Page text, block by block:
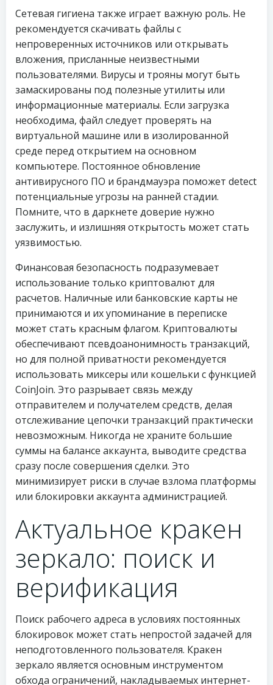
Сетевая гигиена также играет важную роль. Не
рекомендуется скачивать файлы с
непроверенных источников или открывать
вложения, присланные неизвестными
пользователями. Вирусы и трояны могут быть
замаскированы под полезные утилиты или
информационные материалы. Если загрузка
необходима, файл следует проверять на
виртуальной машине или в изолированной
среде перед открытием на основном
компьютере. Постоянное обновление
антивирусного ПО и брандмауэра поможет detect
потенциальные угрозы на ранней стадии.
Помните, что в даркнете доверие нужно
заслужить, и излишняя открытость может стать
уязвимостью.
Финансовая безопасность подразумевает
использование только криптовалют для
расчетов. Наличные или банковские карты не
принимаются и их упоминание в переписке
может стать красным флагом. Криптовалюты
обеспечивают псевдоанонимность транзакций,
но для полной приватности рекомендуется
использовать миксеры или кошельки с функцией
CoinJoin. Это разрывает связь между
отправителем и получателем средств, делая
отслеживание цепочки транзакций практически
невозможным. Никогда не храните большие
суммы на балансе аккаунта, выводите средства
сразу после совершения сделки. Это
минимизирует риски в случае взлома платформы
или блокировки аккаунта администрацией.
Актуальное кракен
зеркало: поиск и
верификация
Поиск рабочего адреса в условиях постоянных
блокировок может стать непростой задачей для
неподготовленного пользователя. Кракен
зеркало является основным инструментом
обхода ограничений, накладываемых интернет-